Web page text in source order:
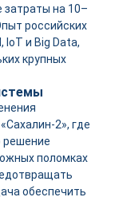
затраты на 10–
российских
и Big Data,
крупных
2», где
решение
поломках
обеспечить